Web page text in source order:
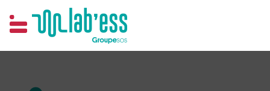
Samim